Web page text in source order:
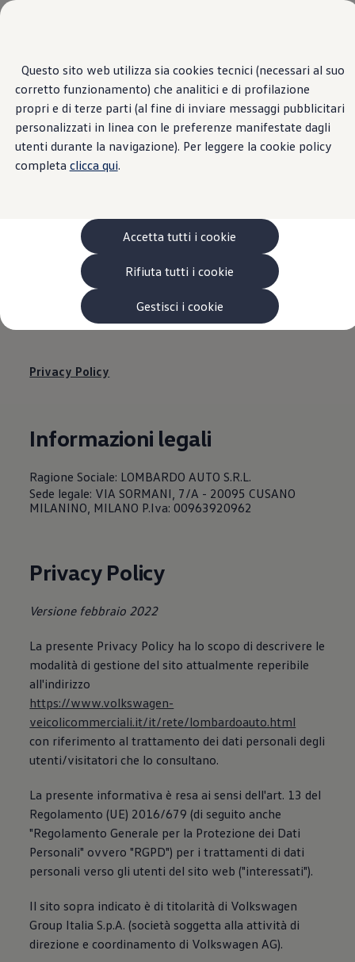
Questo sito web utilizza sia cookies tecnici (necessari al suo
corretto funzionamento) che analitici e di profilazione
propri e di terze parti (al fine di inviare messaggi pubblicitari
personalizzati in linea con le preferenze manifestate dagli
utenti durante la navigazione). Per leggere la cookie policy
completa clicca qui.
Accetta tutti i cookie
Rifiuta tutti i cookie
Gestisci i cookie
Passa ai
contenuti
principali
Passa
a
fondo
pagina
VanLife
Pick-up
Veicoli Commerciali Elettrici
Van
Modelli precedenti
Confronta i modelli
Configurazioni salvate
Volkswagen Auto
Acquista il tuo Veicolo Volkswagen
Ecoincentivi Volkswagen
5 Plus
Usato Certificato
Garanzia Usato
Assicurazioni
Clienti Business
Gamma, promozioni e servizi
Service Flotte
Progetto Valore Volkswagen
Servizi Assicurativi
Polizza Protezione Credito
Estensione Garanzia Usato
Furto e incendio
Sistemi di Identificazione Veicolo
Trasporto persone con disabilità
Listini e Dati tecnici
Mobilità elettrica e Ibrida Plug-In
Guida sui veicoli elettrici e sulle batterie
Soluzioni di ricarica e autonomia
Simulatore del tempo di ricarica
Simulatore dell’autonomia
Ricarica in movimento
Accessori per la ricarica
Calcolo percorso
Connettività e Sicurezza
VW Connect
VW Connect per Amarok
VW Connect per Transporter e Caravelle
Sistemi di assistenza alla guida
Aggiornamenti software
Aggiornamenti software per ID. Buzz
Car-Net e App-connect
California App
Promozioni
Manutenzione e Servizi
Piani di Manutenzione
Ricambi, Oli Motore e Fluidi
LOMBARDO AUTO
S.R.L. | Informazioni
legali
Informazioni legali
Privacy Policy
Informazioni legali
Ragione Sociale: LOMBARDO AUTO S.R.L.
Sede legale: VIA SORMANI, 7/A - 20095 CUSANO
MILANINO, MILANO P.Iva: 00963920962
Privacy Policy
Versione febbraio 2022
La presente Privacy Policy ha lo scopo di descrivere le
modalità di gestione del sito attualmente reperibile
all'indirizzo
https://www.volkswagen-
veicolicommerciali.it/it/rete/lombardoauto.html
con riferimento al trattamento dei dati personali degli
utenti/visitatori che lo consultano.
La presente informativa è resa ai sensi dell'art. 13 del
Regolamento (UE) 2016/679 (di seguito anche
"Regolamento Generale per la Protezione dei Dati
Personali" ovvero "RGPD") per i trattamenti di dati
personali verso gli utenti del sito web ("interessati").
Il sito sopra indicato è di titolarità di Volkswagen
Group Italia S.p.A. (società soggetta alla attività di
direzione e coordinamento di Volkswagen AG).